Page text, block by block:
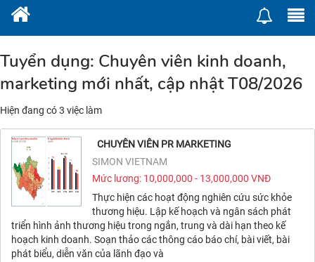
Tuyển dụng: Chuyên viên kinh doanh,
marketing mới nhất, cập nhật T08/2026
Hiện đang có3 việc làm
CHUYÊN VIÊN PR MARKETING
SIMON VIETNAM
Mức lương: 10,000,000 - 13,000,000 VNĐ
Thực hiện các hoạt động nghiên cứu sức khỏe
thương hiệu. Lập kế hoạch và ngân sách phát
triển hình ảnh thương hiệu trong ngắn, trung và dài hạn theo kế
hoạch kinh doanh. Soạn thảo các thông cáo báo chí, bài viết, bài
phát biểu, diễn văn của lãnh đạo và